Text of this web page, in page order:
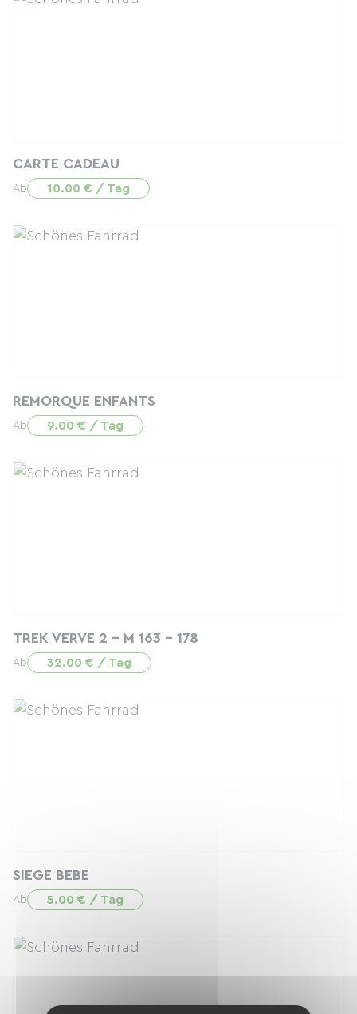
CARTE CADEAU
Ab 10.00 € / Tag
REMORQUE ENFANTS
Ab 9.00 € / Tag
TREK VERVE 2 - M 163 - 178
Ab 32.00 € / Tag
SIEGE BEBE
Ab 5.00 € / Tag